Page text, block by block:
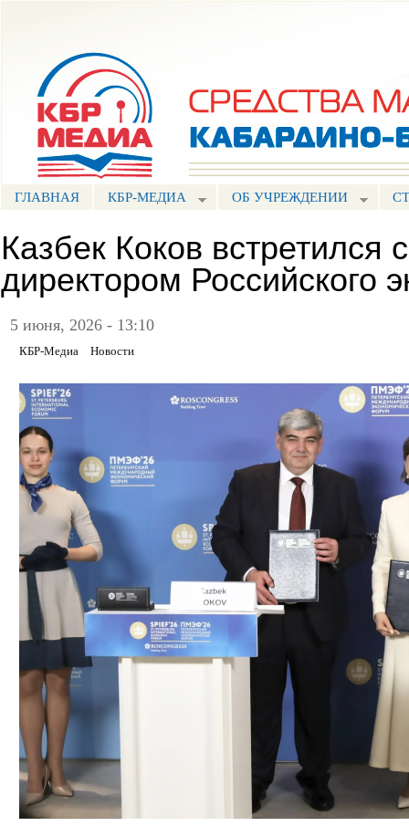
ГЛАВНАЯ КБР-МЕДИА ОБ УЧРЕЖДЕНИИ
Казбек Коков встретился
директором Российского
5 июня, 2026 - 13:10
КБР-Медиа Новости